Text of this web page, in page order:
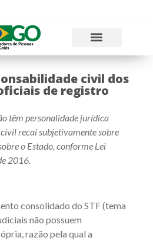
civil dos
de registro
têm personalidade jurídica
recai subjetivamente sobre
o Estado, conforme Lei
2016.
consolidado do STF (tema
não possuem
razão pela qual a